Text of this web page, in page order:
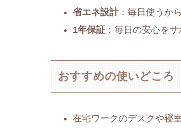
省エネ設計：毎日使うか
1年保証：毎日の安心をサ
おすすめの使いどころ
在宅ワークのデスクや寝